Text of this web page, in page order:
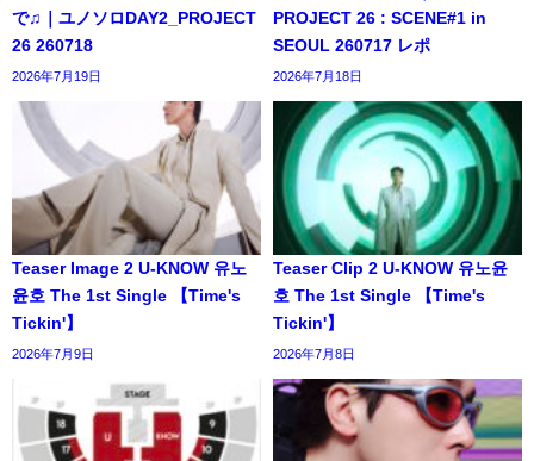
で♫｜ユノソロDAY2_PROJECT
26 260718
2026年7月19日
PROJECT 26 : SCENE#1 in
SEOUL 260717 レポ
2026年7月18日
Teaser Image 2 U-KNOW 유노
윤호 The 1st Single 【Time's
Tickin'】
2026年7月9日
Teaser Clip 2 U-KNOW 유노윤
호 The 1st Single 【Time's
Tickin'】
2026年7月8日